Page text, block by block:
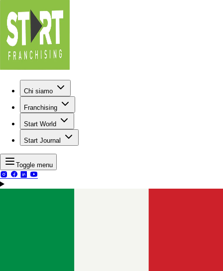
Chi siamo
Franchising
Start World
Start Journal
Toggle menu